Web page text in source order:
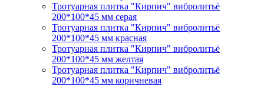
Тротуарная плитка "Кирпич" вибролитьё
200*100*45 мм серая
Тротуарная плитка "Кирпич" вибролитьё
200*100*45 мм красная
Тротуарная плитка "Кирпич" вибролитьё
200*100*45 мм желтая
Тротуарная плитка "Кирпич" вибролитьё
200*100*45 мм коричневая